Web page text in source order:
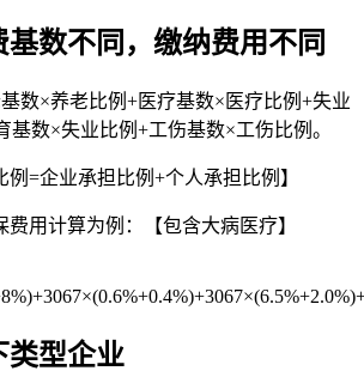
数不同，缴纳费用不同
数×养老比例+医疗基数×医疗比例+失业
基数×失业比例+工伤基数×工伤比例。
=企业承担比例+个人承担比例】
用计算为例：【包含大病医疗】
类型企业